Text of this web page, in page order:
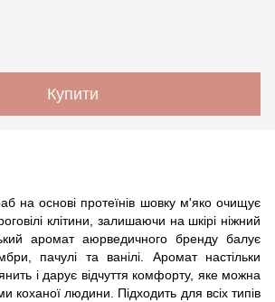
Купити
на основі протеїнів шовку м'яко очищує
клітини, залишаючи на шкірі ніжний
аромат аюрведичного бренду балує
пачулі та ванілі. Аромат настільки
і дарує відчуття комфорту, яке можна
коханої людини. Підходить для всіх типів